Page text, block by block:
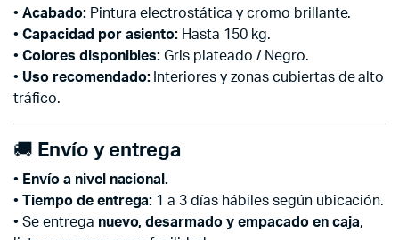
• Acabado:Pintura electrostática y cromo brillante.
• Capacidad por asiento: Hasta 150 kg.
• Colores disponibles: Gris plateado / Negro.
• Uso recomendado:Interiores y zonas cubiertas de alto
tráfico.
🚚 Envío y entrega
• Envío a nivel nacional.
• Tiempo de entrega: 1 a 3 días hábiles según ubicación.
• Se entrega nuevo, desarmado y empacado en caja,